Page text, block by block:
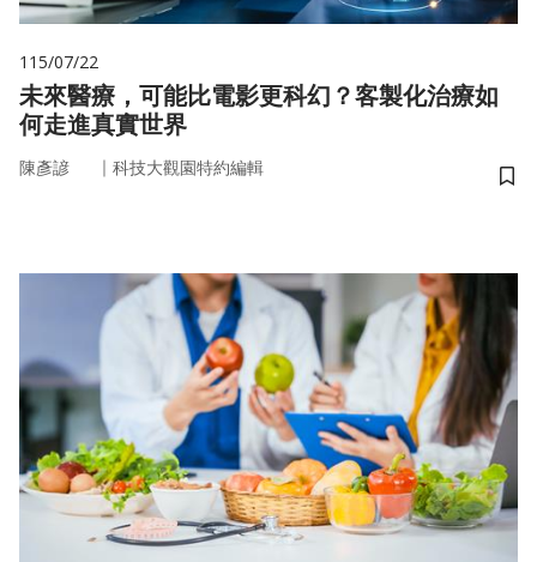
115/07/22
未來醫療，可能比電影更科幻？客製化治療如
何走進真實世界
陳彥諺 ｜ 科技大觀園特約編輯
儲